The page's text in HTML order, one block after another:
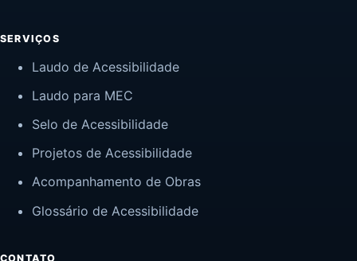
SERVIÇOS
Laudo de Acessibilidade
Laudo para MEC
Selo de Acessibilidade
Projetos de Acessibilidade
Acompanhamento de Obras
Glossário de Acessibilidade
CONTATO